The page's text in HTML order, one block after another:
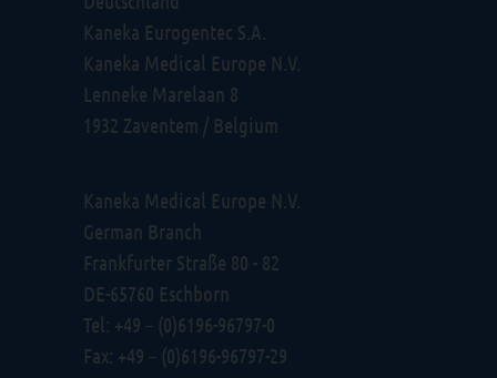
Kaneka Eurogentec S.A.
Kaneka Medical Europe N.V.
Lenneke Marelaan 8
1932 Zaventem / Belgium
Kaneka Medical Europe N.V.
German Branch
Frankfurter Straße 80 - 82
DE-65760 Eschborn
Tel: +49 – (0)6196-96797-0
Fax: +49 – (0)6196-96797-29